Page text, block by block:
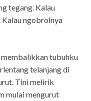
tegang. Kalau
Kalau ngobrolnya
membalikkan tubuhku
telanjang di
Tini melirik
mulai mengurut